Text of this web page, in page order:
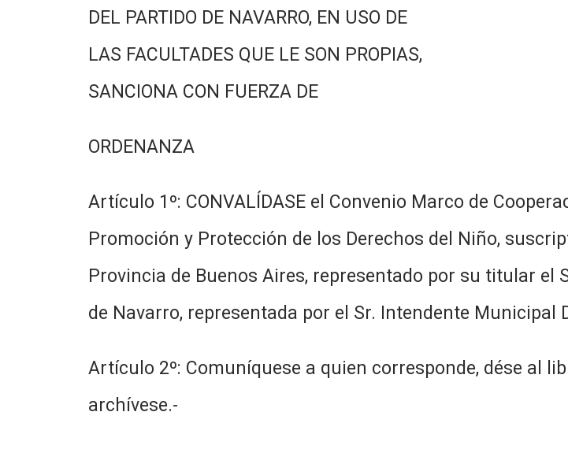
DEL PARTIDO DE NAVARRO, EN USO DE
LAS FACULTADES QUE LE SON PROPIAS,
SANCIONA CON FUERZA DE
ORDENANZA
Artículo 1º: CONVALÍDASE el Convenio Marco de
Promoción y Protección de los Derechos del Niño,
Provincia de Buenos Aires, representado por su titular
de Navarro, representada por el Sr. Intendente Municipal
Artículo 2º: Comuníquese a quien corresponde, dése al
archívese.-